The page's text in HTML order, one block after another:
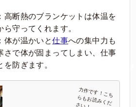
高断熱のブランケットは体温を
守ってくれます。
体が温かいと仕事への集中力も
さで体が固まってしまい、仕事
防ぎます。